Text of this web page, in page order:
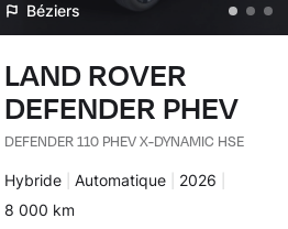
Béziers
LAND ROVER
DEFENDER PHEV
DEFENDER 110 PHEV X-DYNAMIC HSE
Carburant :
Hybride Transmission :
Automatique Années :
2026
Kilomètres :
8 000 km